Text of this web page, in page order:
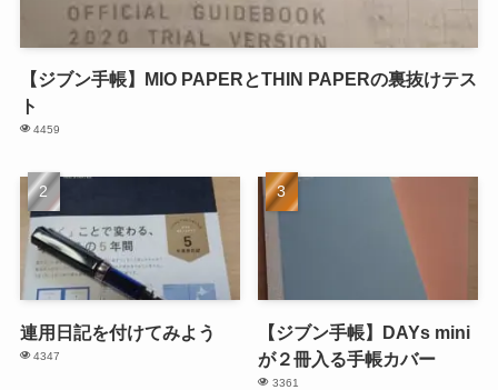
【ジブン手帳】MIO PAPERとTHIN PAPERの裏抜けテス
ト
4459
連用日記を付けてみよう
4347
【ジブン手帳】DAYs mini
が２冊入る手帳カバー
3361